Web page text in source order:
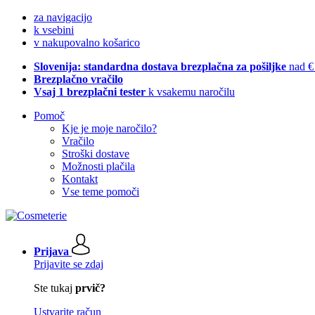
za navigacijo
k vsebini
v nakupovalno košarico
Slovenija: standardna dostava brezplačna za pošiljke nad
Brezplačno vračilo
Vsaj 1 brezplačni tester k vsakemu naročilu
Pomoč
Kje je moje naročilo?
Vračilo
Stroški dostave
Možnosti plačila
Kontakt
Vse teme pomoči
Prijava
Prijavite se zdaj
Ste tukaj prvič?
Ustvarite račun